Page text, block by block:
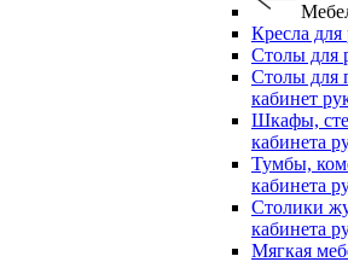
Кресла для
Столы для
Столы для
кабинет
Шкафы,
кабинета
Тумбы,
кабинета
Столики
кабинета
Мягкая